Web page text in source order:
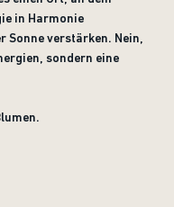
in Harmonie
Sonne verstärken. Nein,
sondern eine